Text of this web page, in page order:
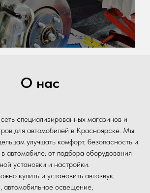
О нас
специализированных магазинов и
для автомобилей в Красноярске. Мы
улучшать комфорт, безопасность и
в автомобиле: от подбора оборудования
установки и настройки.
купить и установить автозвук,
автомобильное освещение,